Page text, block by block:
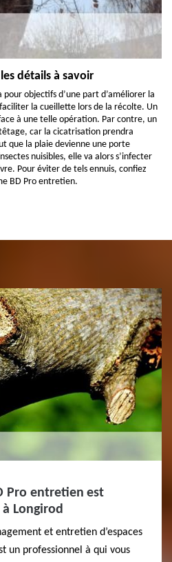
détails à savoir
objectifs d’une part d’améliorer la
la cueillette lors de la récolte. Un
à une telle opération. Par contre, un
car la cicatrisation prendra
que la plaie devienne une porte
nuisibles, elle va alors s’infecter
Pour éviter de tels ennuis, confiez
BD Pro entretien.
Pro entretien est
Longirod
et entretien d’espaces
un professionnel à qui vous